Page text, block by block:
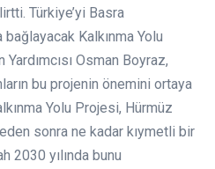
Türkiye’yi Basra
bağlayacak Kalkınma Yolu
Osman Boyraz,
bu projenin önemini ortaya
Yolu Projesi, Hürmüz
sonra ne kadar kıymetli bir
2030 yılında bunu